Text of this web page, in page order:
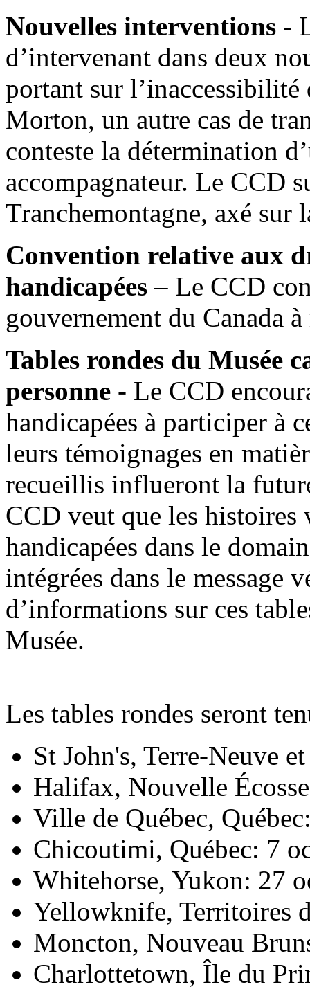
Nouvelles interventions -
d’intervenant dans deux
portant sur l’inaccessibilité
Morton, un autre cas de
conteste la détermination
accompagnateur. Le CCD
Tranchemontagne, axé
Convention relative aux
handicapées– Le CCD
gouvernement du Canada
Tables rondes du Musée
personne - Le CCD
handicapées à participer à
leurs témoignages en
recueillis influeront la
CCD veut que les histoires
handicapées dans le
intégrées dans le message
d’informations sur ces
Musée.
Les tables rondes seront
St John's, Terre-Neuve
Halifax, Nouvelle
Ville de Québec,
Chicoutimi, Québec: 7
Whitehorse, Yukon: 27
Yellowknife, Territoires
Moncton, Nouveau
Charlottetown, Île du